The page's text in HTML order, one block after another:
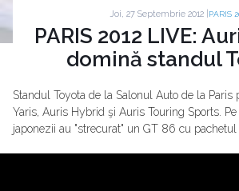
Joi, 27 Septembrie 2012 | PARIS
PARIS 2012 LIVE:
domină standul
Standul Toyota de la Salonul Auto de la
Yaris, Auris Hybrid şi Auris Touring Sports.
japonezii au "strecurat" un GT 86 cu pachetul